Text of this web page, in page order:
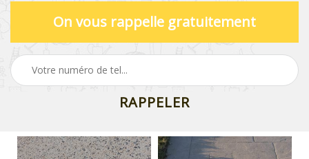
On vous rappelle gratuitement